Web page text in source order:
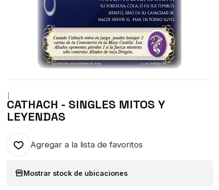
|
CATHACH - SINGLES MITOS Y
LEYENDAS
Agregar a la lista de favoritos
Mostrar stock de ubicaciones